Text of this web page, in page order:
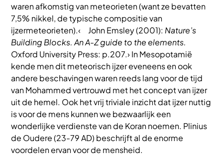
waren afkomstig van meteorieten (want ze bevatten
7,5% nikkel, de typische compositie van
ijzermeteorieten).‹ John Emsley (2001): Nature’s
Building Blocks. An A-Z guide to the elements.
Oxford University Press: p.207.› In Mesopotamië
kende men dit meteorisch ijzer eveneens en ook
andere beschavingen waren reeds lang voor de tijd
van Mohammed vertrouwd met het concept van ijzer
uit de hemel. Ook het vrij triviale inzicht dat ijzer nuttig
is voor de mens kunnen we bezwaarlijk een
wonderlijke verdienste van de Koran noemen. Plinius
de Oudere (23-79 AD) beschrijft al de enorme
voordelen ervan voor de mensheid.